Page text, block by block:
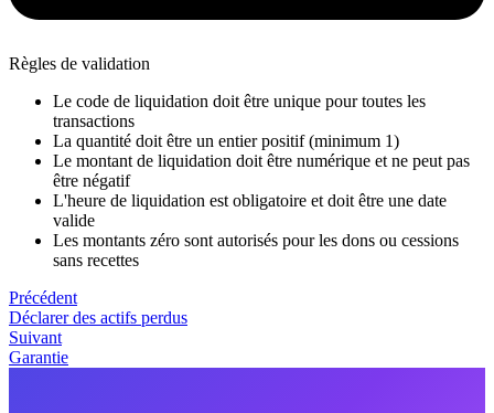
Règles de validation
Le code de liquidation doit être unique pour toutes les
transactions
La quantité doit être un entier positif (minimum 1)
Le montant de liquidation doit être numérique et ne peut pas
être négatif
L'heure de liquidation est obligatoire et doit être une date
valide
Les montants zéro sont autorisés pour les dons ou cessions
sans recettes
Précédent
Déclarer des actifs perdus
Suivant
Garantie